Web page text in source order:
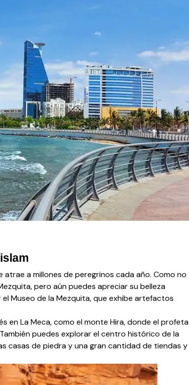
atrae a millones de peregrinos cada año. Como no
pero aún puedes apreciar su belleza
Museo de la Mezquita, que exhibe artefactos
en La Meca, como el monte Hira, donde el profeta
puedes explorar el centro histórico de la
casas de piedra y una gran cantidad de tiendas y